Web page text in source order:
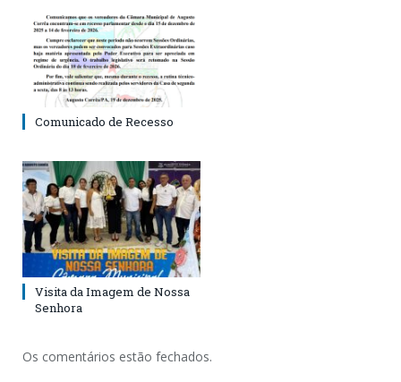
Comunicado de Recesso
Visita da Imagem de Nossa
Senhora
Os comentários estão fechados.